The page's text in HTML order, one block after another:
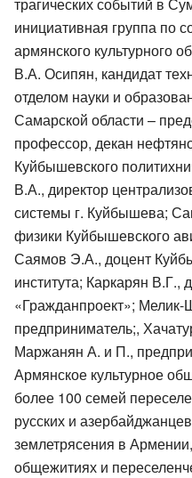
инициативная группа по
армянского культурного
В.А. Осипян, кандидат
отделом науки и
Самарской области –
профессор, декан
Куйбышевского
В.А., директор
системы г. Куйбышева;
физики Куйбышевского
Саямов Э.А., доцент
института; Каркарян В.Г.,
«Гражданпроект»;
предприниматель;,
Маржанян А. и П.,
Армянское культурное
более 100 семей
русских и
землетрясения в
общежитиях и